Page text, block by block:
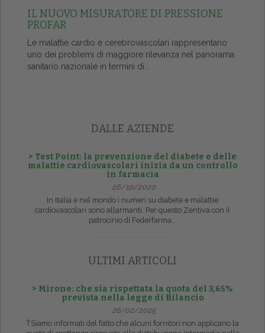
IL NUOVO MISURATORE DI PRESSIONE
PROFAR
Le malattie cardio e cerebrovascolari rappresentano
uno dei problemi di maggiore rilevanza nel panorama
sanitario nazionale in termini di...
DALLE AZIENDE
> Test Point: la prevenzione del diabete e delle
malattie cardiovascolari inizia da un controllo
in farmacia
26/10/2020
In Italia e nel mondo i numeri su diabete e malattie
cardiovascolari sono allarmanti. Per questo Zentiva con il
patrocinio di Federfarma...
ULTIMI ARTICOLI
> Mirone: che sia rispettata la quota del 3,65%
prevista nella legge di Bilancio
26/02/2025
ŤSiamo informati del fatto che alcuni fornitori non applicano la